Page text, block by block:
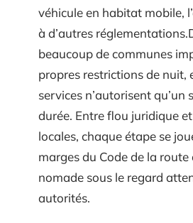
véhicule en habitat mobile,
à d’autres
beaucoup de communes
propres restrictions de nuit,
services n’autorisent qu’un
durée. Entre flou juridique
locales, chaque étape se
marges du Code de la route
nomade sous le regard
autorités.